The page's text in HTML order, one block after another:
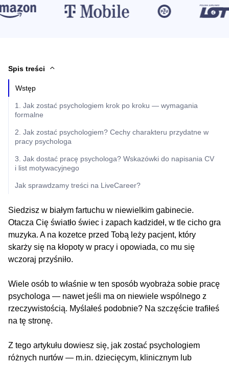
Spis treści
Wstęp
1. Jak zostać psychologiem krok po kroku — wymagania
formalne
2. Jak zostać psychologiem? Cechy charakteru przydatne w
pracy psychologa
3. Jak dostać pracę psychologa? Wskazówki do napisania CV
i list motywacyjnego
Jak sprawdzamy treści na LiveCareer?
Siedzisz w białym fartuchu w niewielkim gabinecie.
Otacza Cię światło świec i zapach kadzideł, w tle cicho gra
muzyka. A na kozetce przed Tobą leży pacjent, który
skarży się na kłopoty w pracy i opowiada, co mu się
wczoraj przyśniło.
Wiele osób to właśnie w ten sposób wyobraża sobie pracę
psychologa — nawet jeśli ma on niewiele wspólnego z
rzeczywistością. Myślałeś podobnie? Na szczęście trafiłeś
na tę stronę.
Z tego artykułu dowiesz się, jak zostać psychologiem
różnych nurtów — m.in. dziecięcym, klinicznym lub